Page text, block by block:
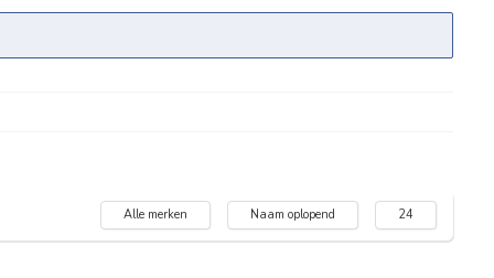
Alle merken Naam oplopend 24